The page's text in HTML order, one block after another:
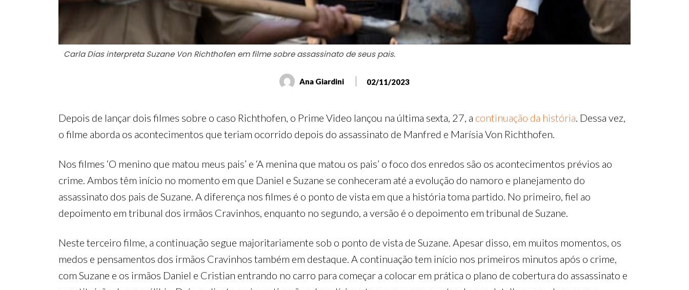
Carla Dias interpreta Suzane Von Richthofen em filme sobre assassinato de seus pais.
Ana Giardini 02/11/2023
Depois de lançar dois filmes sobre o caso Richthofen, o Prime Video lançou na última sexta, 27, a continuação da história. Dessa vez,
o filme aborda os acontecimentos que teriam ocorrido depois do assassinato de Manfred e Marísia Von Richthofen.
Nos filmes ‘O menino que matou meus pais’ e ‘A menina que matou os pais’ o foco dos enredos são os acontecimentos prévios ao
crime. Ambos têm início no momento em que Daniel e Suzane se conheceram até a evolução do namoro e planejamento do
assassinato dos pais de Suzane. A diferença nos filmes é o ponto de vista em que a história toma partido. No primeiro, fiel ao
depoimento em tribunal dos irmãos Cravinhos, enquanto no segundo, a versão é o depoimento em tribunal de Suzane.
Neste terceiro filme, a continuação segue majoritariamente sob o ponto de vista de Suzane. Apesar disso, em muitos momentos, os
medos e pensamentos dos irmãos Cravinhos também em destaque. A continuação tem início nos primeiros minutos após o crime,
com Suzane e os irmãos Daniel e Cristian entrando no carro para começar a colocar em prática o plano de cobertura do assassinato e